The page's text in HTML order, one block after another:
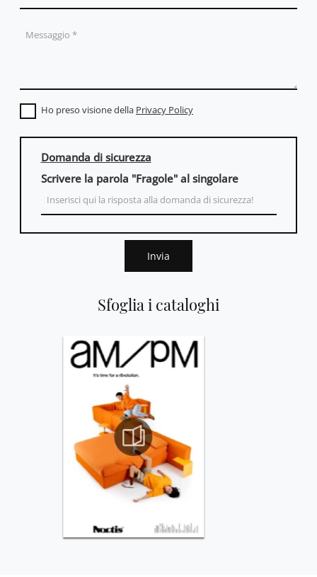
Sfoglia i cataloghi
Ho preso visione della Privacy Policy
Domanda di sicurezza
Scrivere la parola "Fragole" al singolare
Invia